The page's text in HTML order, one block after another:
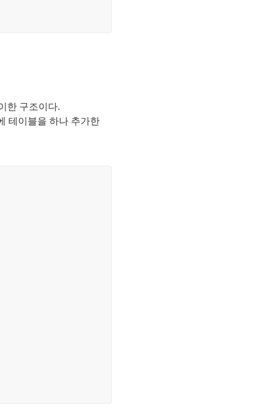
한 구조이다.
테이블을 하나 추가한